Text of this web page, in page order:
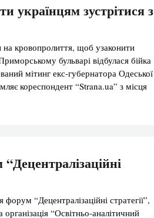
українцям зустрітися з
кровопролиття, щоб узаконити
бульварі відбулася бійка
мітинг екс-губернатора Одеської
кореспондент “Strana.ua” з місця
200 чоловік, це люди різного віку
“Децентралізаційні стратегії”,
“Освітньо-аналітичний